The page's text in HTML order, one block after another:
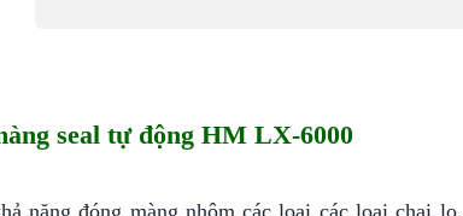
seal tự động HM LX-6000
năng đóng màng nhôm các loại các loại chai